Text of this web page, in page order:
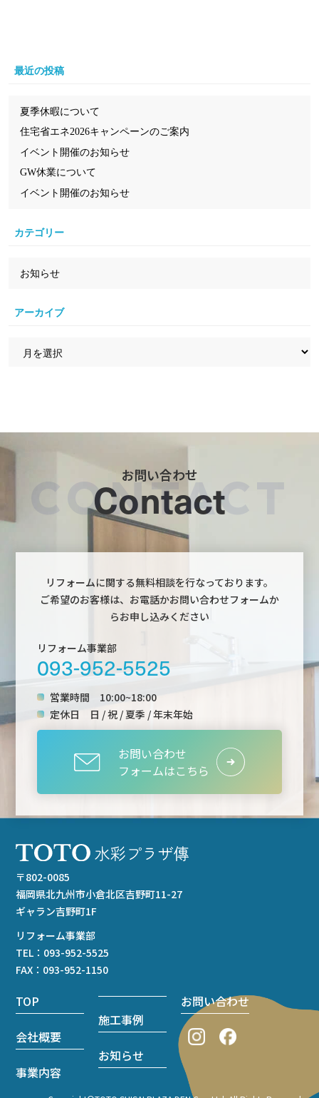
最近の投稿
夏季休暇について
住宅省エネ2026キャンペーンのご案内
イベント開催のお知らせ
GW休業について
イベント開催のお知らせ
カテゴリー
お知らせ
アーカイブ
お問い合わせ
Contact
リフォームに関する無料相談を行なっております。
ご希望のお客様は、お電話かお問い合わせフォームか
らお申し込みください
リフォーム事業部
093-952-5525
営業時間 10:00~18:00
定休日
日 / 祝 / 夏季 / 年末年始
お問い合わせ
フォームはこちら
〒802-0085
福岡県北九州市小倉北区吉野町11-27
ギャラン吉野町1F
リフォーム事業部
TEL： 093-952-5525
FAX：093-952-1150
TOP
会社概要
事業内容
施工事例
お知らせ
お問い合わせ